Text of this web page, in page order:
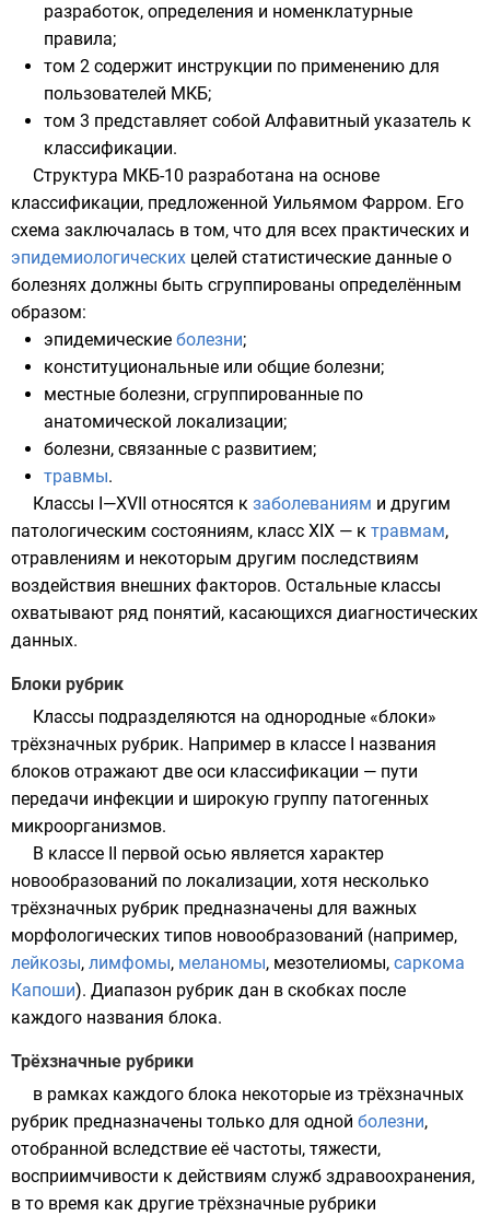
разработок, определения и номенклатурные
правила;
том 2 содержит инструкции по применению для
пользователей МКБ;
том 3 представляет собой Алфавитный указатель к
классификации.
Структура МКБ-10 разработана на основе
классификации, предложенной Уильямом Фарром. Его
схема заключалась в том, что для всех практических и
эпидемиологических целей статистические данные о
болезнях должны быть сгруппированы определённым
образом:
эпидемические болезни;
конституциональные или общие болезни;
местные болезни, сгруппированные по
анатомической локализации;
болезни, связанные с развитием;
травмы.
Классы I—XVII относятся к заболеваниям и другим
патологическим состояниям, класс XIX — к травмам,
отравлениям и некоторым другим последствиям
воздействия внешних факторов. Остальные классы
охватывают ряд понятий, касающихся диагностических
данных.
Блоки рубрик
Классы подразделяются на однородные «блоки»
трёхзначных рубрик. Например в классе I названия
блоков отражают две оси классификации — пути
передачи инфекции и широкую группу патогенных
микроорганизмов.
В классе II первой осью является характер
новообразований по локализации, хотя несколько
трёхзначных рубрик предназначены для важных
морфологических типов новообразований (например,
лейкозы, лимфомы, меланомы, мезотелиомы, саркома
Капоши). Диапазон рубрик дан в скобках после
каждого названия блока.
Трёхзначные рубрики
в рамках каждого блока некоторые из трёхзначных
рубрик предназначены только для одной болезни,
отобранной вследствие её частоты, тяжести,
восприимчивости к действиям служб здравоохранения,
в то время как другие трёхзначные рубрики